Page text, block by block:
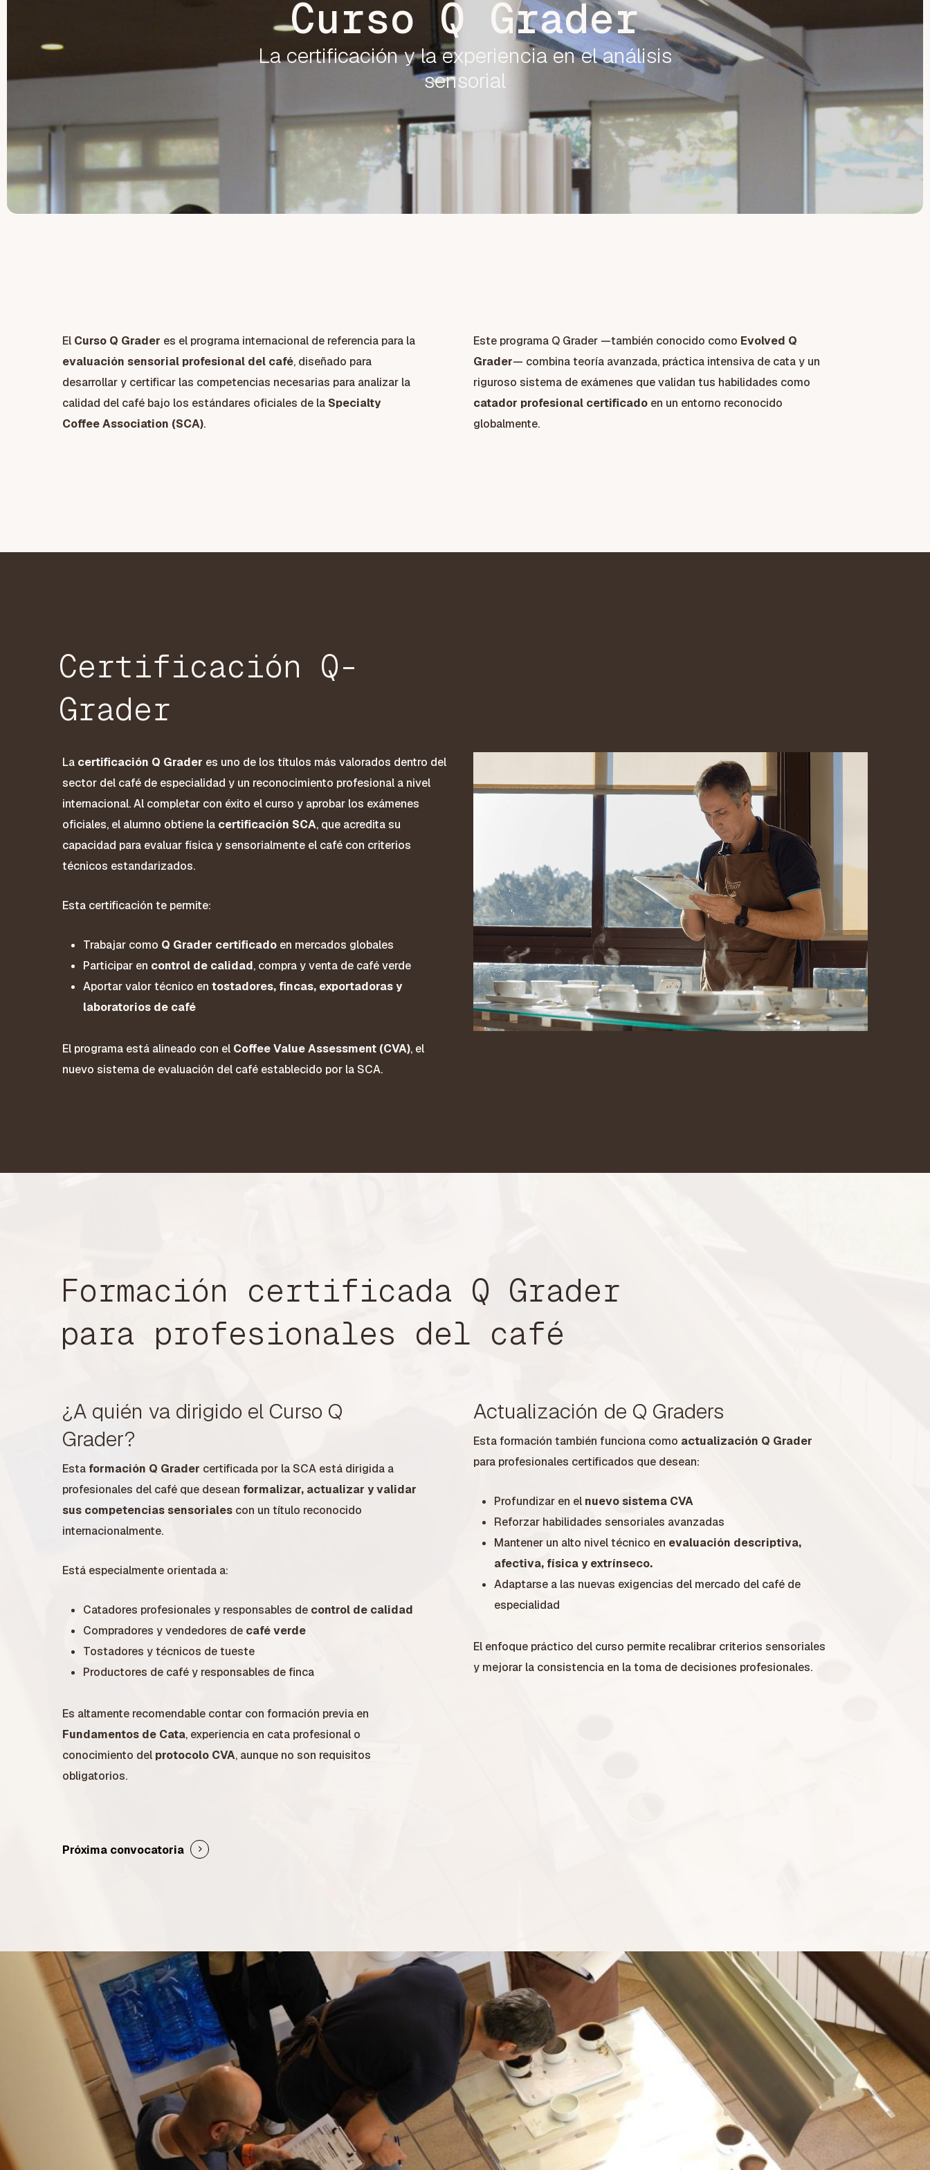
Curso Q Grader
La certificación y la experiencia en el análisis
sensorial
El Curso Q Grader es el programa internacional de referencia para la
evaluación sensorial profesional del café, diseñado para
desarrollar y certificar las competencias necesarias para analizar la
calidad del café bajo los estándares oficiales de la Specialty
Coffee Association (SCA).
Este programa Q Grader —también conocido como Evolved Q
Grader— combina teoría avanzada, práctica intensiva de cata y un
riguroso sistema de exámenes que validan tus habilidades como
catador profesional certificadoen un entorno reconocido
globalmente.
Certificación Q-
Grader
La certificación Q Grader es uno de los títulos más valorados dentro del
sector del café de especialidad y un reconocimiento profesional a nivel
internacional. Al completar con éxito el curso y aprobar los exámenes
oficiales, el alumno obtiene la certificación SCA, que acredita su
capacidad para evaluar física y sensorialmente el café con criterios
técnicos estandarizados.
Esta certificación te permite:
Trabajar como Q Grader certificado en mercados globales
Participar en control de calidad, compra y venta de café verde
Aportar valor técnico entostadores, fincas, exportadoras y
laboratorios de café
El programa está alineado con el Coffee Value Assessment (CVA), el
nuevo sistema de evaluación del café establecido por la SCA.
Formación certificada Q Grader
para profesionales del café
¿A quién va dirigido el Curso Q
Grader?
Esta formación Q Grader certificada por la SCA está dirigida a
profesionales del café que desean formalizar, actualizar y validar
sus competencias sensoriales con un título reconocido
internacionalmente.
Está especialmente orientada a:
Catadores profesionales y responsables de control de calidad
Compradores y vendedores de café verde
Tostadores y técnicos de tueste
Productores de café y responsables de finca
Es altamente recomendable contar con formación previa en
Fundamentos de Cata, experiencia en cata profesional o
conocimiento del protocolo CVA, aunque no son requisitos
obligatorios.
Actualización de Q Graders
Esta formación también funciona como actualización Q Grader
para profesionales certificados que desean:
Profundizar en el nuevo sistema CVA
Reforzar habilidades sensoriales avanzadas
Mantener un alto nivel técnico en evaluación descriptiva,
afectiva, física y extrínseco.
Adaptarse a las nuevas exigencias del mercado del café de
especialidad
El enfoque práctico del curso permite recalibrar criterios sensoriales
y mejorar la consistencia en la toma de decisiones profesionales.
Próxima convocatoria